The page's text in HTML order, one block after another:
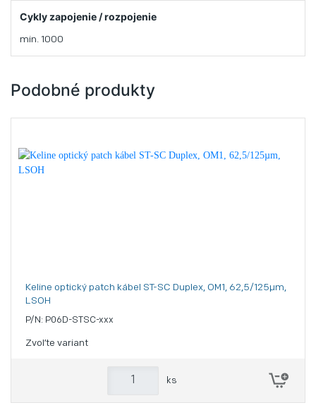
Cykly zapojenie / rozpojenie
min. 1000
Podobné produkty
Keline optický patch kábel ST-SC Duplex, OM1, 62,5/125µm,
LSOH
P/N: P06D-STSC-xxx
Zvoľte variant
ks